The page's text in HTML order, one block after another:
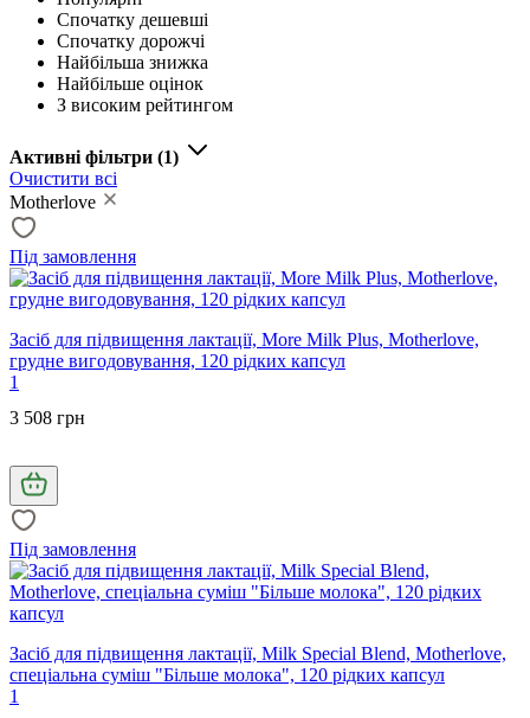
Спочатку дешевші
Спочатку дорожчі
Найбільша знижка
Найбільше оцінок
З високим рейтингом
Активні фільтри (1)
Очистити всі
Motherlove
Під замовлення
Засіб для підвищення лактації, More Milk Plus, Motherlove,
грудне вигодовування, 120 рідких капсул
1
3 508 грн
Під замовлення
Засіб для підвищення лактації, Milk Special Blend, Motherlove,
спеціальна суміш "Більше молока", 120 рідких капсул
1